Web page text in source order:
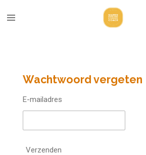
direct
Wachtwoord vergeten
E-mailadres
Verzenden